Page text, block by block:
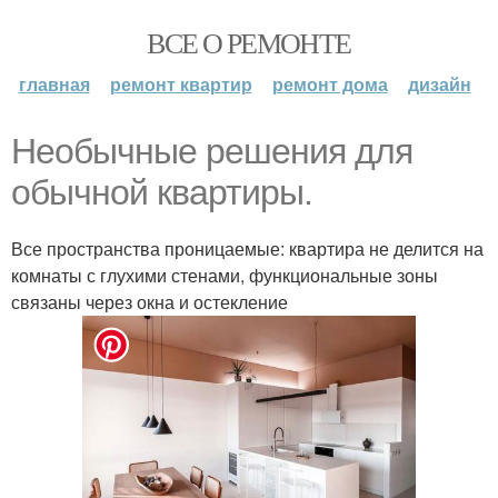
ВСЕ О РЕМОНТЕ
главная ремонт квартир ремонт дома дизайн
Необычные решения для
обычной квартиры.
Все пространства проницаемые: квартира не делится на
комнаты с глухими стенами, функциональные зоны
связаны через окна и остекление